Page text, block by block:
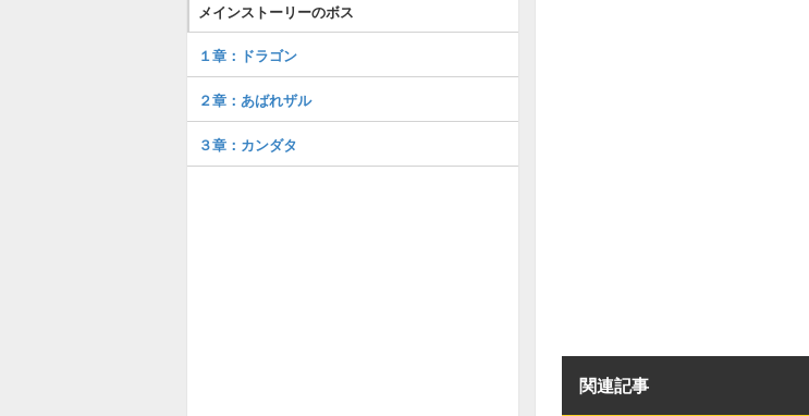
関連記事
メインストーリーのボス
１章：ドラゴン
２章：あばれザル
３章：カンダタ